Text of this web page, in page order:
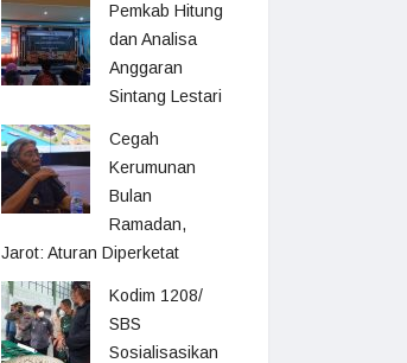
Pemkab Hitung
dan Analisa
Anggaran
Sintang Lestari
Cegah
Kerumunan
Bulan
Ramadan,
Jarot: Aturan Diperketat
Kodim 1208/
SBS
Sosialisasikan